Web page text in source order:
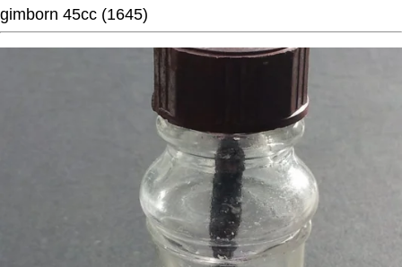
gimborn 45cc (1645)